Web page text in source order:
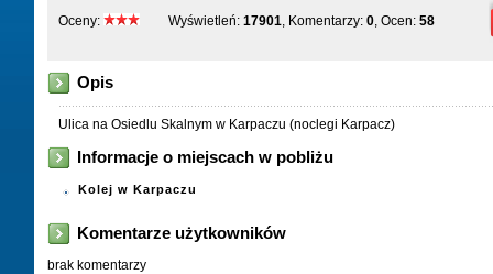
Oceny: Wyświetleń: 17901, Komentarzy: 0, Ocen: 58
Opis
Ulica na Osiedlu Skalnym w Karpaczu (noclegi Karpacz)
Informacje o miejscach w pobliżu
Kolej w Karpaczu
Komentarze użytkowników
brak komentarzy